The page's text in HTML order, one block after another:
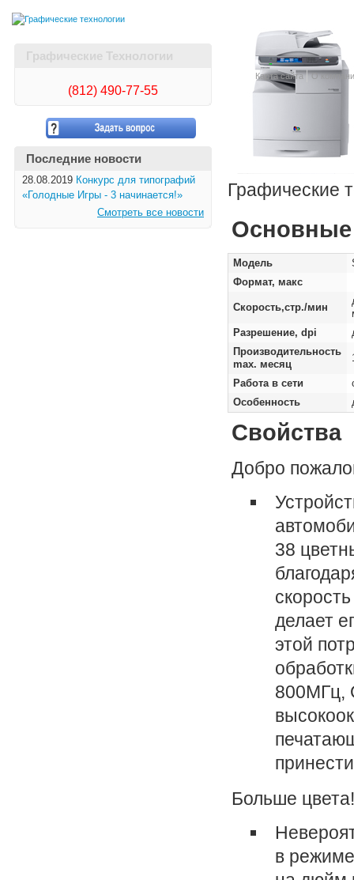
Карта сайта О
Графические Технологии
(812) 490-77-55
Последние новости
28.08.2019 Конкурс для типографий
«Голодные Игры - 3 начинается!»
Смотреть все новости
Графические
Основные
Модель
Формат, макс
Скорость,стр./мин
Разрешение, dpi
Производительность
max. месяц
Работа в сети
Особенность
Свойства
Добро
38
делает
этой
800МГц,
Больше цвета!
в